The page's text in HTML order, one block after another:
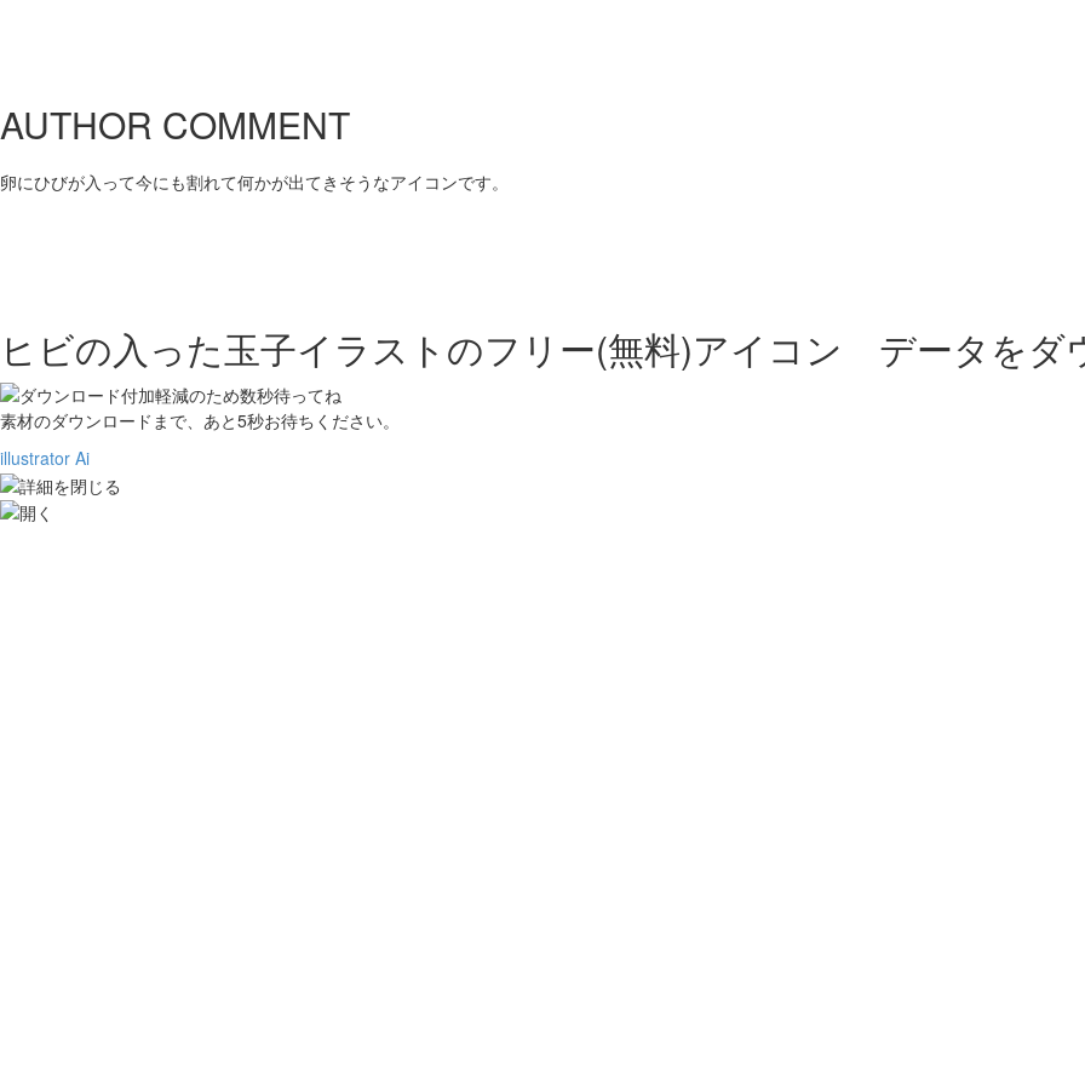
AUTHOR COMMENT
卵にひびが入って今にも割れて何かが出てきそうなアイコンです。
ヒビの入った玉子イラストのフリー(無料)アイコン データをダ
素材のダウンロードまで、あと5秒お待ちください。
illustrator Ai